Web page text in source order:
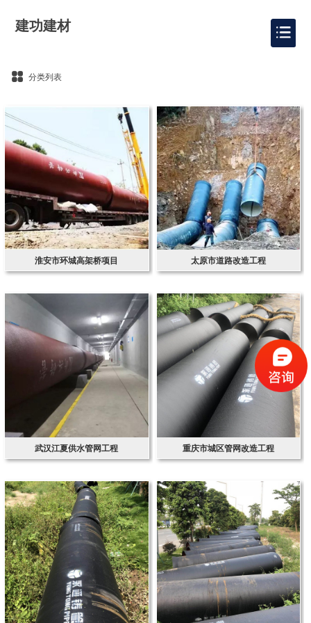
建功建材
分类列表
淮安市环城高架桥项目 太原市道路改造工程
武汉江夏供水管网工程 重庆市城区管网改造工程